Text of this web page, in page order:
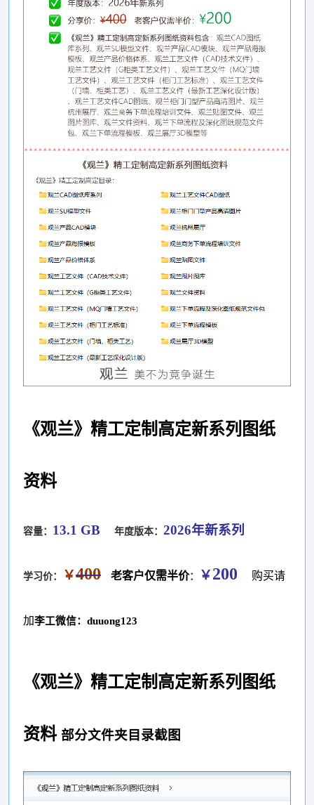
《观兰》精工定制高定新系列图纸
资料
容量： 13.1 GB 年度版本： 2026年新系列
学习价： ￥400 老客户仅需半价： ￥200 购买请
加李工微信：duuong123
《观兰》精工定制高定新系列图纸
资料 部分文件夹目录截图